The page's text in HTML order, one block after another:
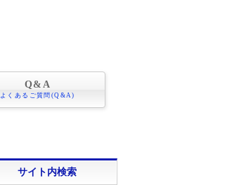
Q&A
よくあるご質問(Q&A)
サイト内検索